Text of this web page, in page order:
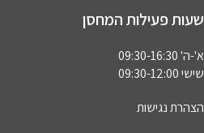
שעות פעילות המחסן
א'-ה' 09:30-16:30
שישי 09:30-12:00
הצהרת נגישות